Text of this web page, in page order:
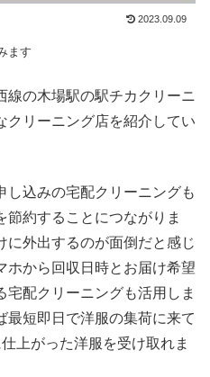
2023.09.09
ます
線の木場駅の駅チカクリーニ
クリーニング店を紹介してい
し込みの宅配クリーニングも
約することにつながりま
に外出するのが面倒だと感じ
ホから回収日時とお届け希望
宅配クリーニングも活用しま
最短即日で洋服の集荷に来て
上がった洋服を受け取れま